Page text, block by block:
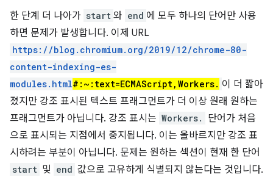
한 단계 더 나아가 start 와 end 에 모두 하나의 단어만 사용
하면 문제가 발생합니다. 이제 URL
https://blog.chromium.org/2019/12/chrome-80-
content-indexing-es-
modules.html#:~:text=ECMAScript,Workers. 이 더 짧아
졌지만 강조 표시된 텍스트 프래그먼트가 더 이상 원래 원하는
프래그먼트가 아닙니다. 강조 표시는 Workers.
단어가 처음
으로 표시되는 지점에서 중지됩니다. 이는 올바르지만 강조 표
시하려는 부분이 아닙니다. 문제는 원하는 섹션이 현재 한 단어
start 및 end 값으로 고유하게 식별되지 않는다는 것입니다.